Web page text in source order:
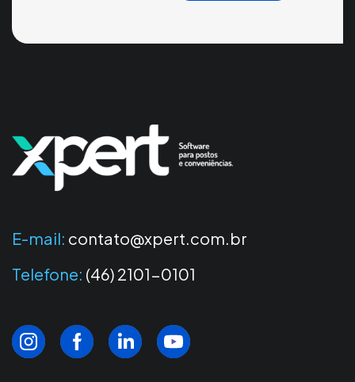
E-mail: contato@xpert.com.br
Telefone: (46) 2101-0101